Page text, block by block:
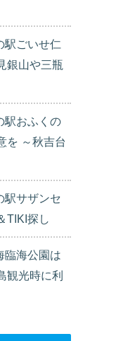
駅ごいせ仁
銀山や三瓶
駅おふくの
を ～秋吉台
駅サザンセ
TIKI探し
臨海公園は
観光時に利